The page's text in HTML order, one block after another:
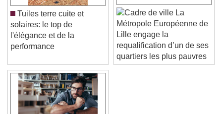
Tuiles terre cuite et
solaires: le top de
l'élégance et de la
La
Métropole Européenne de
Lille engage la
requalification d’un de ses
quartiers les plus pauvres